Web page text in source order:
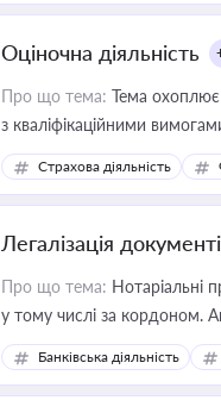
Оціночна діяльність
Про що тема: Тема охоплює
з кваліфікаційними
медійних змін у цій сфері
приватизації, оренди
Страхова діяльність
Легалізація
Про що тема: Нотаріальні
у тому числі за кордоном.
ризиків недійсності та
Банківська діяльність